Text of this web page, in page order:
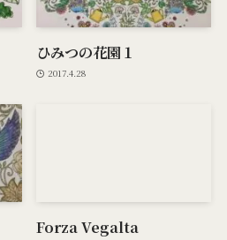
ひみつの花園１
2017.4.28
Forza Vegalta